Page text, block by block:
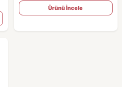
Ürünü İncele